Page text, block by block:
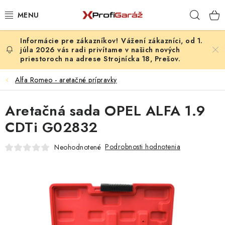
na
REALIZÁCIE & RIEŠENIA
AKCIE A NOVINKY
NÁRADIE PODĽA TYPU OPRAVY
VYBAVENIE DIELNE
ČISTENIE A UMÝVANIE
Vážení zákazníci, od 1.
júla 2026 vás radi privítame v našich nových
priestoroch na adrese Strojnícka 18, Prešov.
Alfa Romeo - aretačné prípravky
Aretačná sada OPEL ALFA 1.9
CDTi G02832
Neohodnotené Podrobnosti hodnotenia